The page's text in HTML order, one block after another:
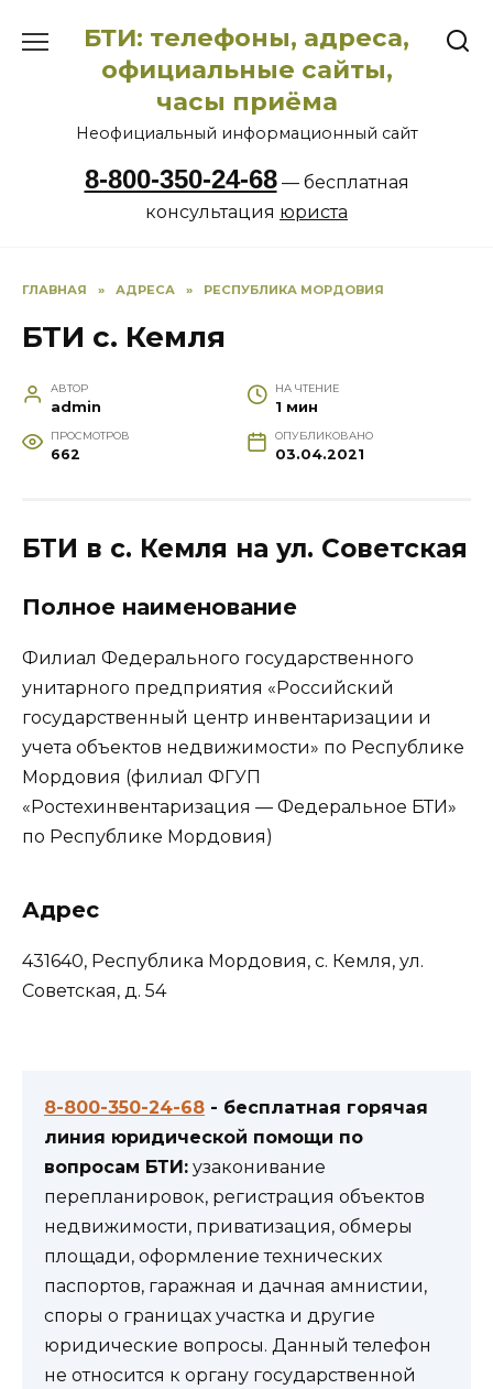
содержанию
БТИ: телефоны, адреса,
официальные сайты,
часы приёма
Неофициальный информационный сайт
8-800-350-24-68— бесплатная
консультация юриста
ГЛАВНАЯ » АДРЕСА » РЕСПУБЛИКА МОРДОВИЯ
БТИ с. Кемля
АВТОР
admin
НА ЧТЕНИЕ
1 мин
ПРОСМОТРОВ
662
ОПУБЛИКОВАНО
03.04.2021
БТИ в с. Кемля на ул. Советская
Полное наименование
Филиал Федерального государственного
унитарного предприятия «Российский
государственный центр инвентаризации и
учета объектов недвижимости» по Республике
Мордовия (филиал ФГУП
«Ростехинвентаризация — Федеральное БТИ»
по Республике Мордовия)
Адрес
431640, Республика Мордовия, с. Кемля, ул.
Советская, д. 54
8-800-350-24-68 - бесплатная горячая
линия юридической помощи по
вопросам БТИ: узаконивание
перепланировок, регистрация объектов
недвижимости, приватизация, обмеры
площади, оформление технических
паспортов, гаражная и дачная амнистии,
споры о границах участка и другие
юридические вопросы. Данный телефон
не относится к органу государственной